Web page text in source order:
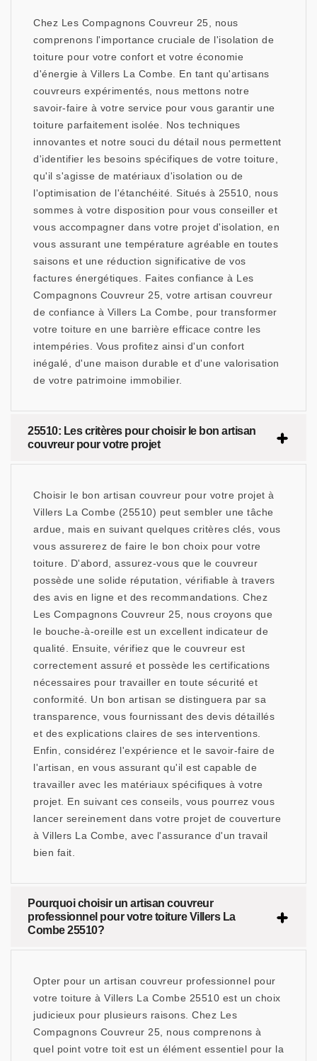
Chez Les Compagnons Couvreur 25, nous
comprenons l'importance cruciale de l'isolation de
toiture pour votre confort et votre économie
d'énergie à Villers La Combe. En tant qu'artisans
couvreurs expérimentés, nous mettons notre
savoir-faire à votre service pour vous garantir une
toiture parfaitement isolée. Nos techniques
innovantes et notre souci du détail nous permettent
d'identifier les besoins spécifiques de votre toiture,
qu'il s'agisse de matériaux d'isolation ou de
l'optimisation de l'étanchéité. Situés à 25510, nous
sommes à votre disposition pour vous conseiller et
vous accompagner dans votre projet d'isolation, en
vous assurant une température agréable en toutes
saisons et une réduction significative de vos
factures énergétiques. Faites confiance à Les
Compagnons Couvreur 25, votre artisan couvreur
de confiance à Villers La Combe, pour transformer
votre toiture en une barrière efficace contre les
intempéries. Vous profitez ainsi d'un confort
inégalé, d'une maison durable et d'une valorisation
de votre patrimoine immobilier.
25510: Les critères pour choisir le bon artisan
couvreur pour votre projet
Choisir le bon artisan couvreur pour votre projet à
Villers La Combe (25510) peut sembler une tâche
ardue, mais en suivant quelques critères clés, vous
vous assurerez de faire le bon choix pour votre
toiture. D'abord, assurez-vous que le couvreur
possède une solide réputation, vérifiable à travers
des avis en ligne et des recommandations. Chez
Les Compagnons Couvreur 25, nous croyons que
le bouche-à-oreille est un excellent indicateur de
qualité. Ensuite, vérifiez que le couvreur est
correctement assuré et possède les certifications
nécessaires pour travailler en toute sécurité et
conformité. Un bon artisan se distinguera par sa
transparence, vous fournissant des devis détaillés
et des explications claires de ses interventions.
Enfin, considérez l'expérience et le savoir-faire de
l'artisan, en vous assurant qu'il est capable de
travailler avec les matériaux spécifiques à votre
projet. En suivant ces conseils, vous pourrez vous
lancer sereinement dans votre projet de couverture
à Villers La Combe, avec l'assurance d'un travail
bien fait.
Pourquoi choisir un artisan couvreur
professionnel pour votre toiture Villers La
Combe 25510?
Opter pour un artisan couvreur professionnel pour
votre toiture à Villers La Combe 25510 est un choix
judicieux pour plusieurs raisons. Chez Les
Compagnons Couvreur 25, nous comprenons à
quel point votre toit est un élément essentiel pour la